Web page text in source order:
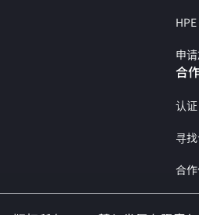
申
合
认证
寻
合